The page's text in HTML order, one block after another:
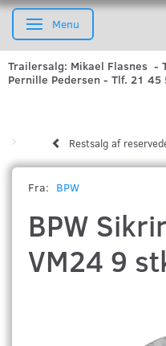
Skifte navigation
Menu
Trailersalg: Mikael Flasnes -
Pernille Pedersen - Tlf. 21
Restsalg af
Fra: BPW
BPW
VM24 9